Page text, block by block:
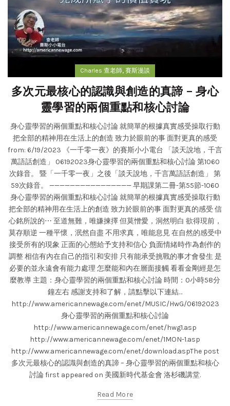
Charles 查老師, 賽斯漫談
多次元最核心的認識與創造的真諦 – 身心
靈學習的兩個重點和核心討論
身心靈學習的兩個重點和核心討論 就簡單的根據真實感受操取行動
把全部的精神用在生活上的創造 致力於眼前的事 面對更真的感受
from: 6/19/2023 《一千零一夜》的賽斯小小電台 「談天說地，千言
萬語話創造」 06192023身心靈學習的兩個重點和核心討論 第1060
次錄音。 暨「一千零一夜」之後「談天說地，千言萬語話創造」 第
59次錄音。 ———————————————— 早期課第二冊-第55節-1060
身心靈學習的兩個重點和核心討論 就簡單的根據真實感受操取行動
把全部的精神用在生活上的創造 致力於眼前的事 面對更真的感受 信
心銘所說的⋯ 至道無難，唯嫌揀擇 但莫憎愛，洞然明白 欲得現前，
莫存順逆 一種平懷，泯然自盡 不用求真，唯能息見 在自然的感受中
接受所有的現象 正面的心態給予支持和信心 負面情緒時作為創作的
調整 相信有內在自己的指引和安排 只有能承受挑戰的事才會發生 是
必要的並永遠會有能力處理 怎麼能和內在層面接觸 看看金剛經是怎
麼教導 主題：身心靈學習的兩個重點和核心討論 時間：0小時58分
鐘左右 感謝支持和了解，請點擊以下連結…
http://www.americannewage.com/enet/MUSIC/HwG/06192023
身心靈學習的兩個重點和核心討論
http://www.americannewage.com/enet/hwg1.asp
http://www.americannewage.com/enet/1MON-1.asp
http://www.americannewage.com/enet/download.aspThe post
多次元最核心的認識與創造的真諦 – 身心靈學習的兩個重點和核心
討論 first appeared on 美國新時代基金會 洛杉磯講堂.
Read More